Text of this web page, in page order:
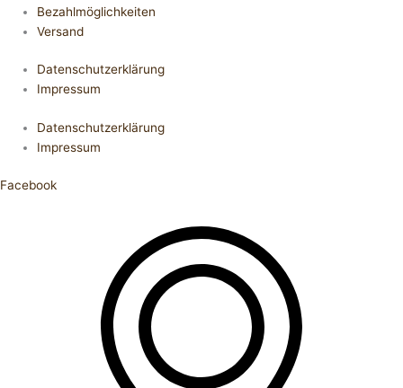
Bezahlmöglichkeiten
Versand
Datenschutzerklärung
Impressum
Datenschutzerklärung
Impressum
Facebook